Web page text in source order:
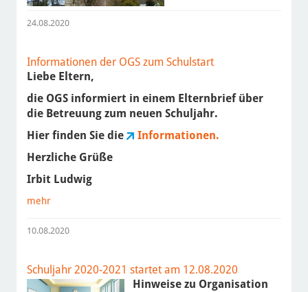
24.08.2020
Informationen der OGS zum Schulstart
Liebe Eltern,
die OGS informiert in einem Elternbrief über
die Betreuung zum neuen Schuljahr.
Hier finden Sie die
Informationen.
Herzliche Grüße
Irbit Ludwig
mehr
10.08.2020
Schuljahr 2020-2021 startet am 12.08.2020
Hinweise zu Organisation